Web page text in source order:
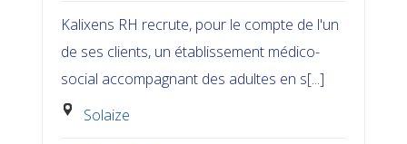
Kalixens RH recrute, pour le compte de l'un
de ses clients, un établissement médico-
social accompagnant des adultes en s[...]
Solaize